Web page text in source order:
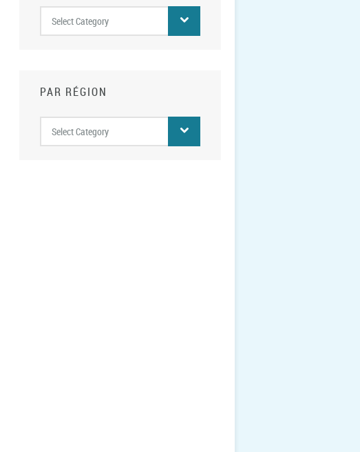
Par
régions
Select Category
PAR RÉGION
Par
région
Select Category